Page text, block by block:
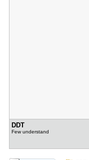
DDT
Few understand